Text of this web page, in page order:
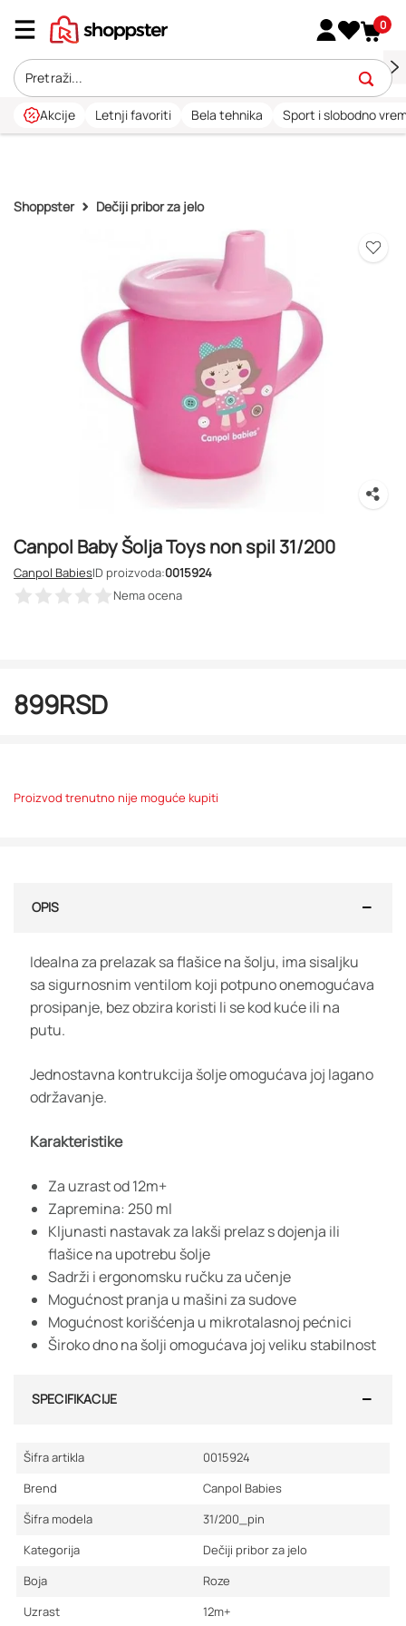
0
Akcije Letnji favoriti Bela tehnika Sport i slobodno
Shoppster Dečiji pribor za jelo
Canpol Baby Šolja Toys non spil 31/200
Canpol BabiesID proizvoda:0015924
Nema ocena
899RSD
Proizvod trenutno nije moguće kupiti
OPIS
Idealna za prelazak sa flašice na šolju, ima sisaljku
sa sigurnosnim ventilom koji potpuno onemogućava
prosipanje, bez obzira koristi li se kod kuće ili na
putu.
Jednostavna kontrukcija šolje omogućava joj lagano
održavanje.
Karakteristike
Za uzrast od 12m+
Zapremina: 250 ml
Kljunasti nastavak za lakši prelaz s dojenja ili
flašice na upotrebu šolje
Sadrži i ergonomsku ručku za učenje
Mogućnost pranja u mašini za sudove
Mogućnost korišćenja u mikrotalasnoj pećnici
Široko dno na šolji omogućava joj veliku stabilnost
SPECIFIKACIJE
Šifra artikla
0015924
Brend
Canpol Babies
Šifra modela
31/200_pin
Kategorija
Dečiji pribor za jelo
Boja
Roze
Uzrast
12m+